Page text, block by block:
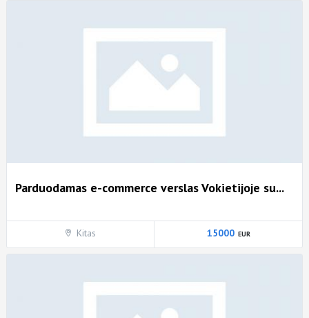
Parduodamas e-commerce verslas Vokietijoje su...
Kitas 15000